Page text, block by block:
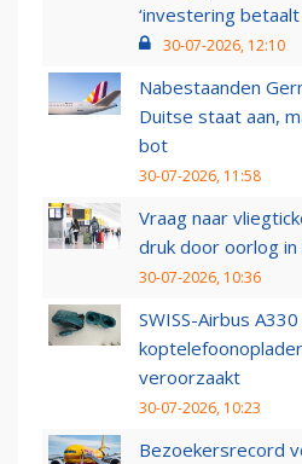
‘investering betaalt
30-07-2026, 12:10
Nabestaanden
Duitse staat aan,
bot
30-07-2026, 11:58
Vraag naar
druk door oorlog
30-07-2026, 10:36
SWISS-Airbus
veroorzaakt
30-07-2026, 10:23
Bezoekersrecord